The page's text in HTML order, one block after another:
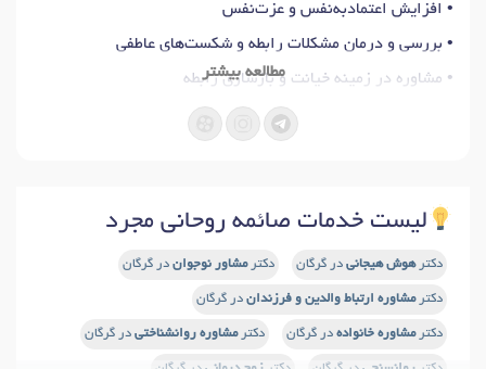
• افزایش اعتمادبه‌نفس و عزت‌نفس
• بررسی و درمان مشکلات رابطه و شکست‌های عاطفی
• مشاوره در زمینه خیانت و بازسازی رابطه
• خودشناسی و رشد فردی
⏱ رویکردهای درمانی مورد استفاده:
مطالعه بیشتر
لیست خدمات صائمه روحانی مجرد
دکترهوش هیجانی در گرگان دکترمشاور نوجوان در گرگان
دکترمشاوره ارتباط والدین و فرزندان در گرگان
دکترمشاوره خانواده در گرگان دکترمشاوره روانشناختی در گرگان